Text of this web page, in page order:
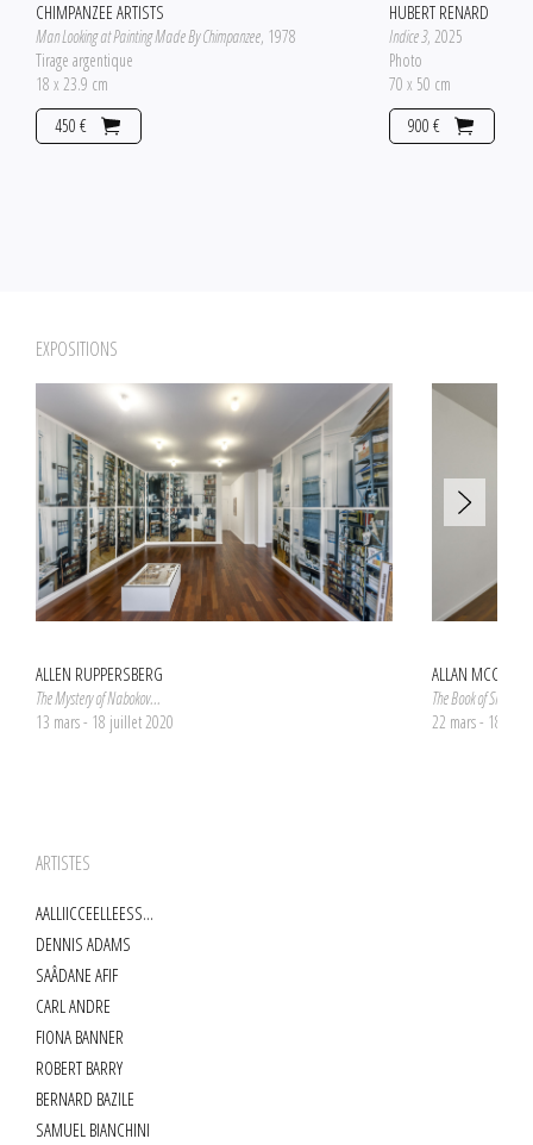
CHIMPANZEE ARTISTS
Man Looking at Painting Made By Chimpanzee, 1978
Tirage argentique
18 x 23.9 cm
450 €
HUBERT RENARD
Indice 3, 2025
Photo
70 x 50 cm
900 €
EXPOSITIONS
ALLEN RUPPERSBERG
The Mystery of Nabokov...
13 mars - 18 juillet 2020
ALLAN
The Book of Shapes
22 mars - 18 mai
ARTISTES
AALLIICCEELLEESS...
DENNIS ADAMS
SAÂDANE AFIF
CARL ANDRE
FIONA BANNER
ROBERT BARRY
BERNARD BAZILE
SAMUEL BIANCHINI